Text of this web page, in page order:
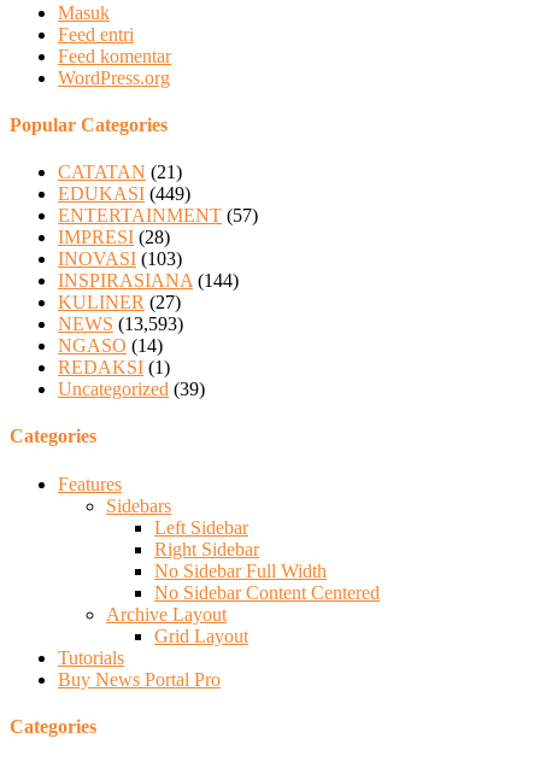
Masuk
Feed entri
Feed komentar
WordPress.org
Popular Categories
CATATAN (21)
EDUKASI (449)
ENTERTAINMENT (57)
IMPRESI (28)
INOVASI (103)
INSPIRASIANA (144)
KULINER (27)
NEWS (13,593)
NGASO (14)
REDAKSI (1)
Uncategorized (39)
Categories
Features
Sidebars
Left Sidebar
Right Sidebar
No Sidebar Full Width
No Sidebar Content Centered
Archive Layout
Grid Layout
Tutorials
Buy News Portal Pro
Categories